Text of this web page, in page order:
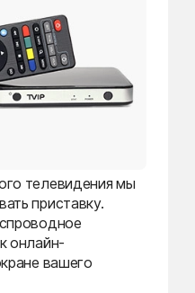
телевидения мы
приставку.
онлайн-
вашего